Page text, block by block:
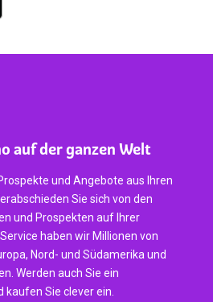
auf der ganzen Welt
und Angebote aus Ihren
Sie sich von den
und Prospekten auf Ihrer
haben wir Millionen von
Nord- und Südamerika und
Werden auch Sie ein
kaufen Sie clever ein.